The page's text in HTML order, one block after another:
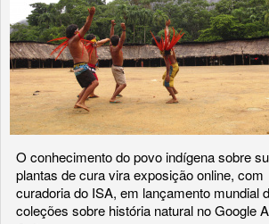
O conhecimento do povo indígena sobre
plantas de cura vira exposição online, com
curadoria do ISA, em lançamento mundial
coleções sobre história natural no Google